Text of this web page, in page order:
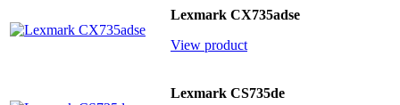
Lexmark CX735adse
View product
Lexmark CS735de